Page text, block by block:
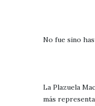
No fue sino
La Plazuela
más